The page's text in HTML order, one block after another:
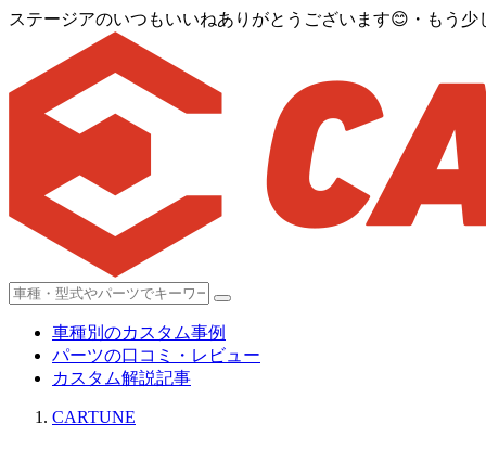
ステージアのいつもいいねありがとうございます😊・もう
車種別のカスタム事例
パーツの口コミ・レビュー
カスタム解説記事
CARTUNE